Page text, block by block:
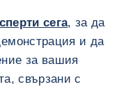
сега, за да
и да
за вашия
свързани с